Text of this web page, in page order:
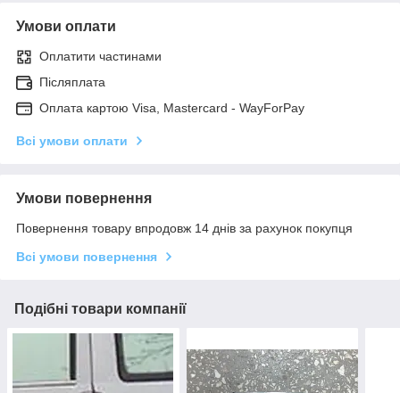
Умови оплати
Оплатити частинами
Післяплата
Оплата картою Visa, Mastercard - WayForPay
Всі умови оплати
Умови повернення
Повернення товару впродовж 14 днів за рахунок покупця
Всі умови повернення
Подібні товари компанії